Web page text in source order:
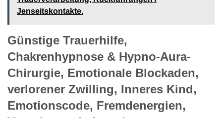
Jenseitskontakte.
Günstige Trauerhilfe,
Chakrenhypnose & Hypno-Aura-
Chirurgie, Emotionale Blockaden,
verlorener Zwilling, Inneres Kind,
Emotionscode, Fremdenergien,